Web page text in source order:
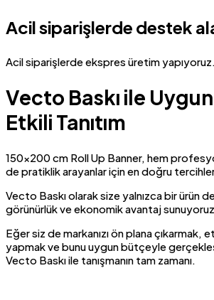
Acil siparişlerde destek
Acil siparişlerde ekspres üretim yapıyoruz.
Vecto Baskı ile
Etkili Tanıtım
150×200 cm Roll Up Banner, hem
de pratiklik arayanlar için en doğru
Vecto Baskı olarak size yalnızca bir ürün
görünürlük ve ekonomik avantaj
Eğer siz de markanızı ön plana çıkarmak,
yapmak ve bunu uygun bütçeyle
Vecto Baskı ile tanışmanın tam zamanı.